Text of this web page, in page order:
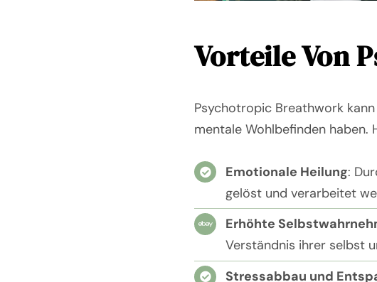
Vorteile Von
Psychotropic Breathwork
mentale Wohlbefinden haben.
Emotionale Heilung:
gelöst und verarbeitet
Erhöhte
Verständnis ihrer selbst
Stressabbau und